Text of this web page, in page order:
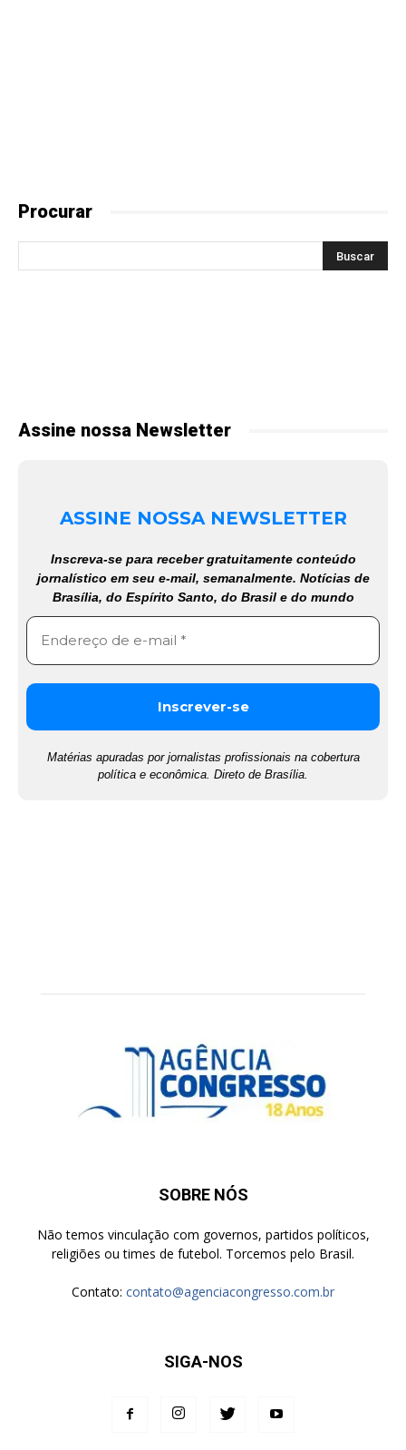
Procurar
Assine nossa Newsletter
ASSINE NOSSA NEWSLETTER
Inscreva-se para receber gratuitamente conteúdo
jornalístico em seu e-mail, semanalmente. Notícias de
Brasília, do Espírito Santo, do Brasil e do mundo
Matérias apuradas por jornalistas profissionais na cobertura
política e econômica. Direto de Brasília.
SOBRE NÓS
Não temos vinculação com governos, partidos políticos,
religiões ou times de futebol. Torcemos pelo Brasil.
Contato: contato@agenciacongresso.com.br
SIGA-NOS